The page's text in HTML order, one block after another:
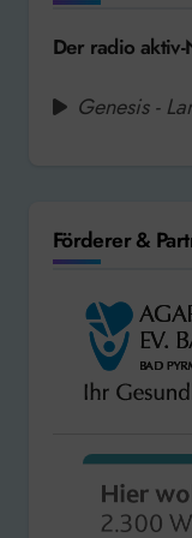
Der radio aktiv-
Genesis -
Förderer &